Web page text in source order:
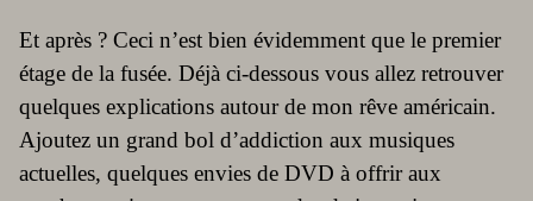
Et après ? Ceci n’est bien évidemment que le premier
étage de la fusée. Déjà ci-dessous vous allez retrouver
quelques explications autour de mon rêve américain.
Ajoutez un grand bol d’addiction aux musiques
actuelles, quelques envies de DVD à offrir aux